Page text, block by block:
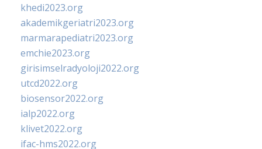
khedi2023.org
akademikgeriatri2023.org
marmarapediatri2023.org
emchie2023.org
girisimselradyoloji2022.org
utcd2022.org
biosensor2022.org
ialp2022.org
klivet2022.org
ifac-hms2022.org